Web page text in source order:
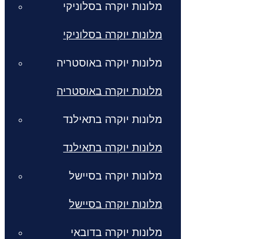
מלונות יוקרה בסלוניקי
מלונות יוקרה בסלוניקי
מלונות יוקרה באוסטריה
מלונות יוקרה באוסטריה
מלונות יוקרה בתאילנד
מלונות יוקרה בתאילנד
מלונות יוקרה בסיישל
מלונות יוקרה בסיישל
מלונות יוקרה בדובאי